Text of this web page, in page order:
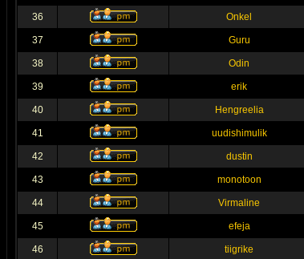
36 Onkel
37 Guru
38 Odin
39 erik
40 Hengreelia
41 uudishimulik
42 dustin
43 monotoon
44 Virmaline
45 efeja
46 tiigrike